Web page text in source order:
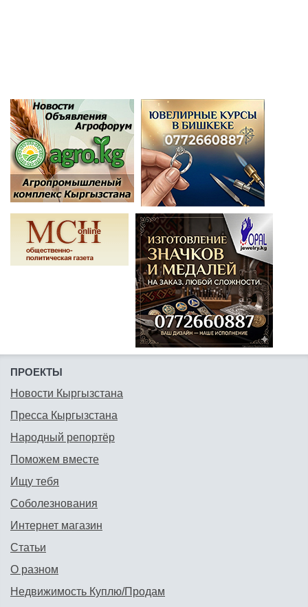
ПРОЕКТЫ
Новости Кыргызстана
Пресса Кыргызстана
Народный репортёр
Поможем вместе
Ищу тебя
Соболезнования
Интернет магазин
Статьи
О разном
Недвижимость Куплю/Продам